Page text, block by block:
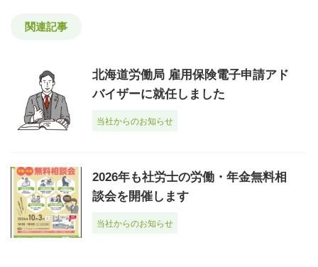
関連記事
北海道労働局 雇用保険電子申請アド
バイザーに就任しました
当社からのお知らせ
2026年も社労士の労働・年金無料相
談会を開催します
当社からのお知らせ